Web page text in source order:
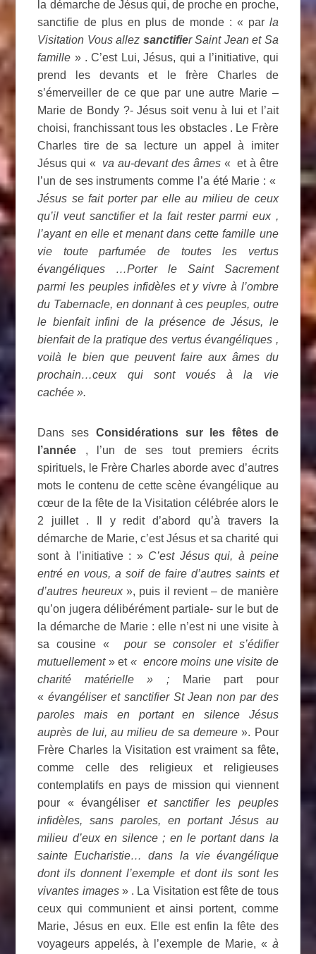
la démarche de Jésus qui, de proche en proche,
sanctifie de plus en plus de monde : « par la
Visitation Vous allez sanctifier Saint Jean et Sa
famille » . C’est Lui, Jésus, qui a l’initiative, qui
prend les devants et le frère Charles de
s’émerveiller de ce que par une autre Marie –
Marie de Bondy ?- Jésus soit venu à lui et l’ait
choisi, franchissant tous les obstacles . Le Frère
Charles tire de sa lecture un appel à imiter
Jésus qui « va au-devant des âmes« et à être
l’un de ses instruments comme l’a été Marie : «
Jésus se fait porter par elle au milieu de ceux
qu’il veut sanctifier et la fait rester parmi eux ,
l’ayant en elle et menant dans cette famille une
vie toute parfumée de toutes les vertus
évangéliques …Porter le Saint Sacrement
parmi les peuples infidèles et y vivre à l’ombre
du Tabernacle, en donnant à ces peuples, outre
le bienfait infini de la présence de Jésus, le
bienfait de la pratique des vertus évangéliques ,
voilà le bien que peuvent faire aux âmes du
prochain…ceux qui sont voués à la vie
cachée ».
Dans ses Considérations sur les fêtes de
l’année , l’un de ses tout premiers écrits
spirituels, le Frère Charles aborde avec d’autres
mots le contenu de cette scène évangélique au
cœur de la fête de la Visitation célébrée alors le
2 juillet . Il y redit d’abord qu’à travers la
démarche de Marie, c’est Jésus et sa charité qui
sont à l’initiative : » C’est Jésus qui, à peine
entré en vous, a soif de faire d’autres saints et
d’autres heureux», puis il revient – de manière
qu’on jugera délibérément partiale- sur le but de
la démarche de Marie : elle n’est ni une visite à
sa cousine « pour se consoler et s’édifier
mutuellement» et « encore moins une visite de
charité matérielle » ; Marie part pour
«évangéliser et sanctifier St Jean non par des
paroles mais en portant en silence Jésus
auprès de lui, au milieu de sa demeure ». Pour
Frère Charles la Visitation est vraiment sa fête,
comme celle des religieux et religieuses
contemplatifs en pays de mission qui viennent
pour « évangéliser et sanctifier les peuples
infidèles, sans paroles, en portant Jésus au
milieu d’eux en silence ; en le portant dans la
sainte Eucharistie… dans la vie évangélique
dont ils donnent l’exemple et dont ils sont les
vivantes images» . La Visitation est fête de tous
ceux qui communient et ainsi portent, comme
Marie, Jésus en eux. Elle est enfin la fête des
voyageurs appelés, à l’exemple de Marie, « à